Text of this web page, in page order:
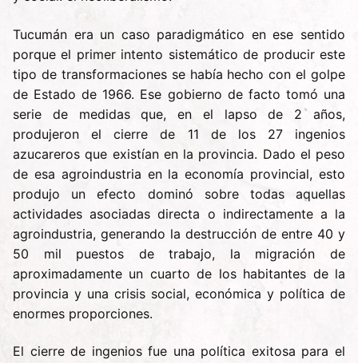
Tucumán era un caso paradigmático en ese sentido
porque el primer intento sistemático de producir este
tipo de transformaciones se había hecho con el golpe
de Estado de 1966. Ese gobierno de facto tomó una
serie de medidas que, en el lapso de 2 años,
produjeron el cierre de 11 de los 27 ingenios
azucareros que existían en la provincia. Dado el peso
de esa agroindustria en la economía provincial, esto
produjo un efecto dominó sobre todas aquellas
actividades asociadas directa o indirectamente a la
agroindustria, generando la destrucción de entre 40 y
50 mil puestos de trabajo, la migración de
aproximadamente un cuarto de los habitantes de la
provincia y una crisis social, económica y política de
enormes proporciones.
El cierre de ingenios fue una política exitosa para el